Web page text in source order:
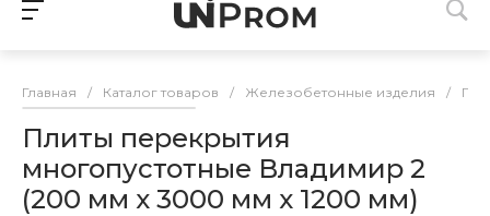
Главная / Каталог товаров / Железобетонные изделия /
Плиты перекрытия
многопустотные Владимир 2
(200 мм х 3000 мм х 1200 мм)